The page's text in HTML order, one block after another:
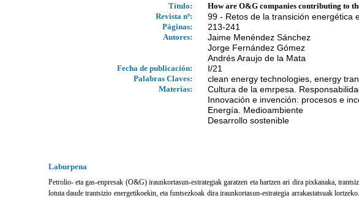
Título:
How are O&G companies contributing to
Revista nº:
99 - Retos de la transición energética
Páginas: 213-241
Autores:
Jaime Menéndez Sánchez
Jorge Fernández Gómez
Andrés Araujo de la Mata
Fecha de publicación: I/21
Palabras Claves: clean energy technologies, energy
Materias:
Cultura de la emrpesa.
Innovación e invención: procesos e
Energía. Medioambiente
Desarrollo sostenible
Laburpena
Petrolio- eta gas-enpresak (O&G) iraunkortasun-estrategiak garatzen eta hartzen ari dira pixkanaka,
lotuta daude trantsizio energetikoekin, eta funtsezkoak dira iraunkortasun-estrategia arrakastatsuak